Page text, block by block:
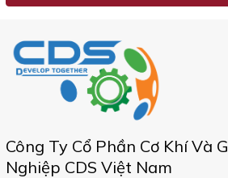
Công Ty Cổ Phần Cơ Khí Và
Nghiệp CDS Việt Nam